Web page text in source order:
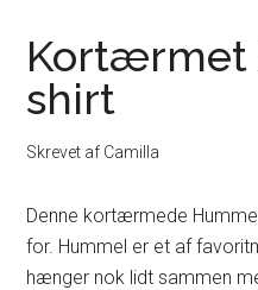
små
rollinger
Kortærmet
shirt
Skrevet af Camilla
Denne kortærmede
for. Hummel er et af
hænger nok lidt sammen